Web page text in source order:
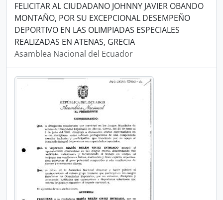
FELICITAR AL CIUDADANO JOHNNY JAVIER OBANDO
MONTAÑO, POR SU EXCEPCIONAL DESEMPEÑO
DEPORTIVO EN LAS OLIMPIADAS ESPECIALES
REALIZADAS EN ATENAS, GRECIA
Asamblea Nacional del Ecuador